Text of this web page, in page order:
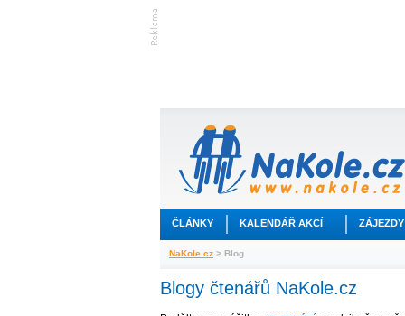
ČLÁNKY KALENDÁŘ AKCÍ ZÁJEZDY
NaKole.cz > Blog
Blogy čtenářů NaKole.cz